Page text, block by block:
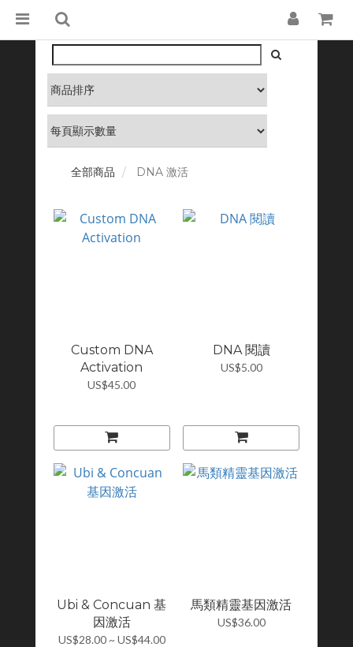
全部商品 DNA 激活
Custom DNA
Activation
US$45.00
DNA 閱讀
US$5.00
Ubi & Concuan 基
因激活
US$28.00 ~ US$44.00
馬類精靈基因激活
US$36.00